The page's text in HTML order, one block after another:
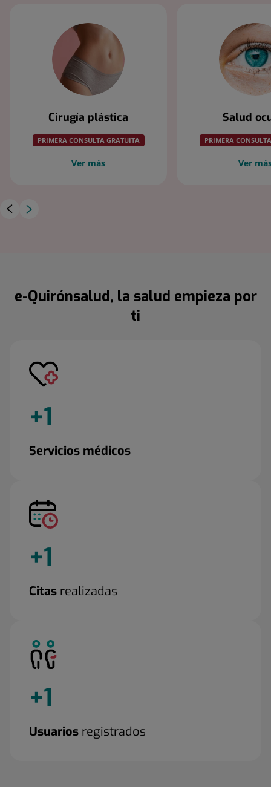
Cirugía plástica
PRIMERA CONSULTA GRATUITA
Ver más
Salud
PRIMERA
Ver
e-Quirónsalud, la salud empieza por
ti
+1
Servicios médicos
+1
Citas realizadas
+1
Usuarios registrados